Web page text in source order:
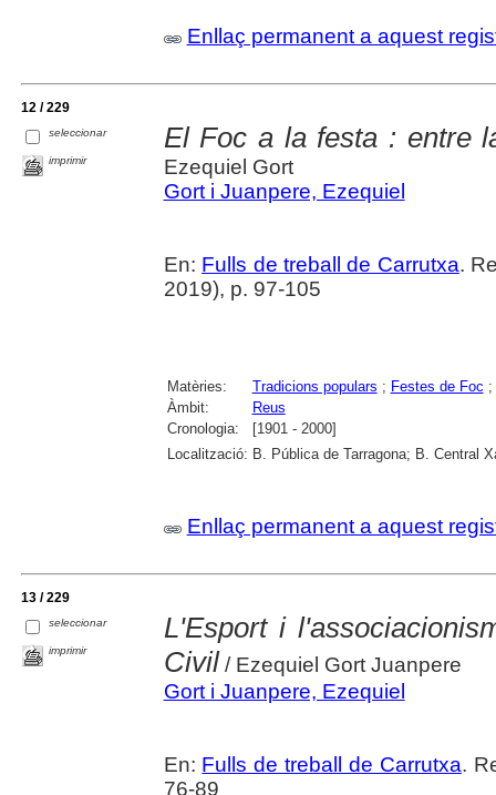
Enllaç permanent a aquest
12 / 229
seleccionar
imprimir
El Foc a la festa : entre
Ezequiel Gort
Gort i Juanpere, Ezequiel
En: Fulls de treball de Carrutxa.
2019), p. 97-105
Matèries: Tradicions populars ; Festes de Foc ;
Àmbit:
Reus
Cronologia:
[1901 - 2000]
Localització: B. Pública de Tarragona; B. Central
Enllaç permanent a aquest
13 / 229
seleccionar
imprimir
L'Esport i
Civil/ Ezequiel Gort Juanpere
Gort i Juanpere, Ezequiel
En: Fulls de treball de Carrutxa.
76-89